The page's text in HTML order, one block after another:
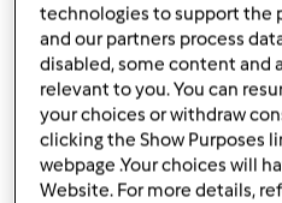
Chlebek naan
technologies to support the
and our partners process
disabled, some content and
relevant to you. You can
your choices or withdraw
clicking the Show Purposes
webpage .Your choices will
Website. For more details,